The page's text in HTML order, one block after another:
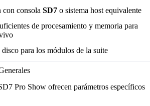
con consola SD7 o sistema host equivalente
de procesamiento y memoria para
para los módulos de la suite
Pro Show ofrecen parámetros específicos